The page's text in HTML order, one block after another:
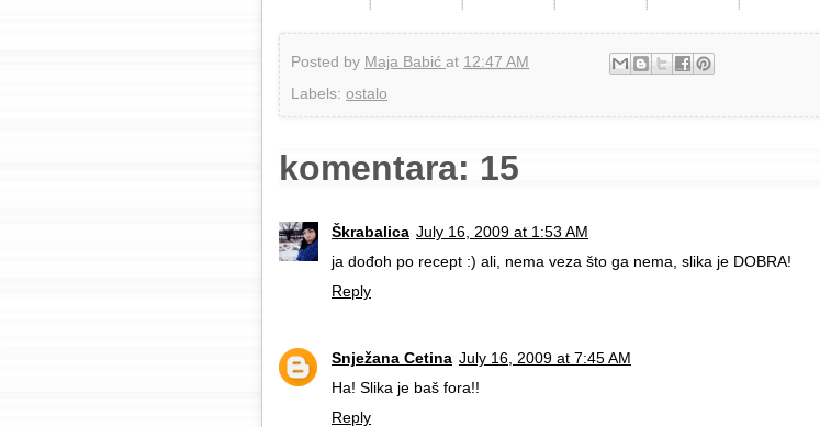
Posted by Maja Babić at 12:47 AM
Labels: ostalo
komentara: 15
Škrabalica July 16, 2009 at 1:53 AM
ja dođoh po recept :) ali, nema veza što ga nema, slika je DOBRA!
Reply
Snježana Cetina July 16, 2009 at 7:45 AM
Ha! Slika je baš fora!!
Reply